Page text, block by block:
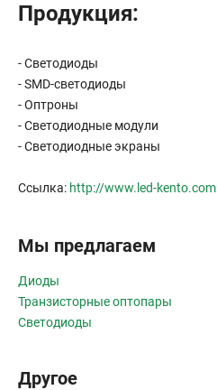
Продукция:
- Светодиоды
- SMD-светодиоды
- Оптроны
- Светодиодные модули
- Светодиодные экраны
Ссылка: http://www.led-kento.com
Мы предлагаем
Диоды
Транзисторные оптопары
Светодиоды
Другое